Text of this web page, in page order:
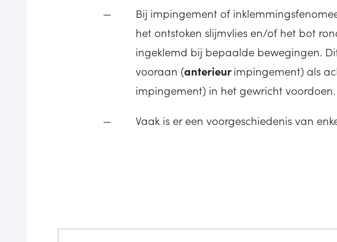
Bij impingement of
het ontstoken slijmvlies en/of het bot
ingeklemd bij bepaalde bewegingen.
vooraan (anterieurimpingement) als
impingement) in het gewricht voordoen.
Vaak is er een voorgeschiedenis van